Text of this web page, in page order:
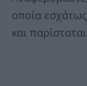
οποία
και